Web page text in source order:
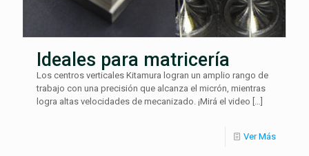
Ideales para matricería
Los centros verticales Kitamura logran un amplio rango de
trabajo con una precisión que alcanza el micrón, mientras
logra altas velocidades de mecanizado. ¡Mirá el video
Ver Más